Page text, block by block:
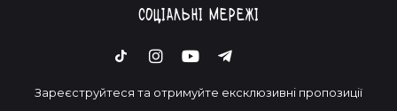
Соціальні мережі
Зареєструйтеся та отримуйте ексклюзивні пропозиції